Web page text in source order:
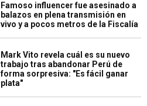
Famoso influencer fue asesinado a
balazos en plena transmisión en
vivo y a pocos metros de la Fiscalía
Mark Vito revela cuál es su nuevo
trabajo tras abandonar Perú de
forma sorpresiva: "Es fácil ganar
plata"